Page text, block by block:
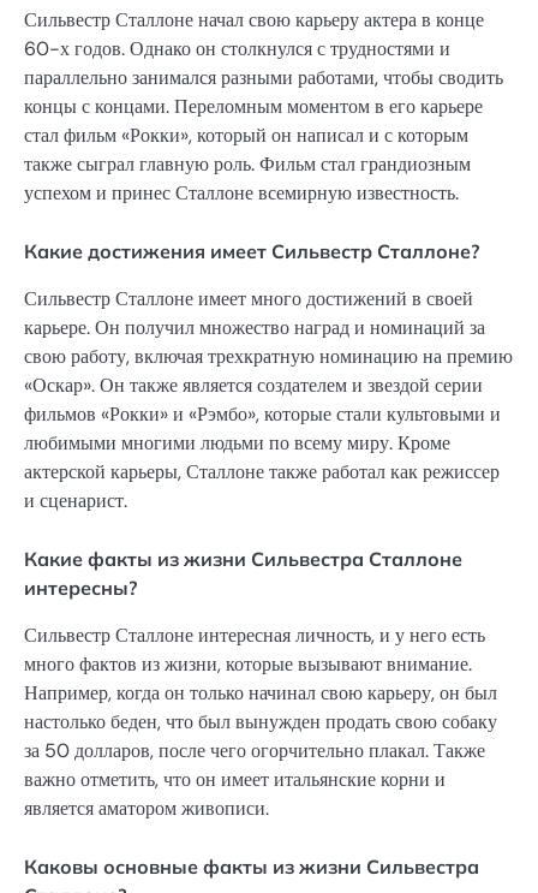
Сильвестр Сталлоне начал свою карьеру актера в конце
60-х годов. Однако он столкнулся с трудностями и
параллельно занимался разными работами, чтобы сводить
концы с концами. Переломным моментом в его карьере
стал фильм «Рокки», который он написал и с которым
также сыграл главную роль. Фильм стал грандиозным
успехом и принес Сталлоне всемирную известность.
Какие достижения имеет Сильвестр Сталлоне?
Сильвестр Сталлоне имеет много достижений в своей
карьере. Он получил множество наград и номинаций за
свою работу, включая трехкратную номинацию на премию
«Оскар». Он также является создателем и звездой серии
фильмов «Рокки» и «Рэмбо», которые стали культовыми и
любимыми многими людьми по всему миру. Кроме
актерской карьеры, Сталлоне также работал как режиссер
и сценарист.
Какие факты из жизни Сильвестра Сталлоне
интересны?
Сильвестр Сталлоне интересная личность, и у него есть
много фактов из жизни, которые вызывают внимание.
Например, когда он только начинал свою карьеру, он был
настолько беден, что был вынужден продать свою собаку
за 50 долларов, после чего огорчительно плакал. Также
важно отметить, что он имеет итальянские корни и
является аматором живописи.
Каковы основные факты из жизни Сильвестра